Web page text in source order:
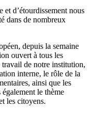
et d’étourdissement nous
dans de nombreux
depuis la semaine
ouvert à tous les
travail de notre institution,
interne, le rôle de la
ainsi que les
le thème
les citoyens.